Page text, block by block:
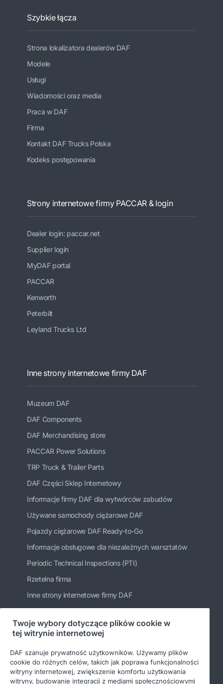
Szybkie łącza
Strona lokalizatora dealerów DAF
Modele
Usługi
Wiadomości oraz media
Praca w DAF
Firma
Kontakt DAF Trucks Polska
Kodeks postępowania
Strony internetowe firmy PACCAR & login
Dealer login: paccar.net
Supplier login
MyDAF portal
PACCAR
Kenworth
Peterbilt
Leyland Trucks Ltd
Inne strony internetowe firmy DAF
Muzeum DAF
DAF Components
DAF Merchandising store
PACCAR Power Solutions
TRP Truck & Trailer Parts
DAF Części Sklep Internetowy
Informacje firmy DAF dla wytwórców zabudów
Używane samochody ciężarowe DAF
Pojazdy ciężarowe DAF Ready-to-Go
Informacje obsługowe dla niezależnych warsztatów
Periodic Technical Inspections (PTI)
Rzetelna firma
Inne strony internetowe firmy DAF
Bądź na bieżąco
Twoje wybory dotyczące plików cookie w
tej witrynie internetowej
DAF szanuje prywatność użytkowników. Używamy plików
cookie do różnych celów, takich jak poprawa funkcjonalności
witryny internetowej, zwiększenie komfortu użytkowania
witryny, budowanie integracji z mediami społecznościowymi